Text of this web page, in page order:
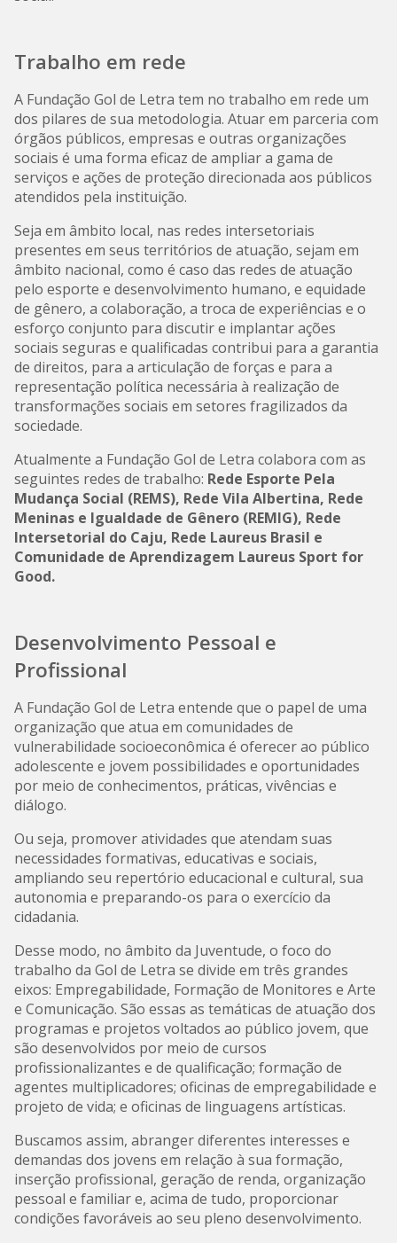
Trabalho em rede
A Fundação Gol de Letra tem no trabalho em rede um
dos pilares de sua metodologia. Atuar em parceria com
órgãos públicos, empresas e outras organizações
sociais é uma forma eficaz de ampliar a gama de
serviços e ações de proteção direcionada aos públicos
atendidos pela instituição.
Seja em âmbito local, nas redes intersetoriais
presentes em seus territórios de atuação, sejam em
âmbito nacional, como é caso das redes de atuação
pelo esporte e desenvolvimento humano, e equidade
de gênero, a colaboração, a troca de experiências e o
esforço conjunto para discutir e implantar ações
sociais seguras e qualificadas contribui para a garantia
de direitos, para a articulação de forças e para a
representação política necessária à realização de
transformações sociais em setores fragilizados da
sociedade.
Atualmente a Fundação Gol de Letra colabora com as
seguintes redes de trabalho: Rede Esporte Pela
Mudança Social (REMS), Rede Vila Albertina, Rede
Meninas e Igualdade de Gênero (REMIG), Rede
Intersetorial do Caju, Rede Laureus Brasil e
Comunidade de Aprendizagem Laureus Sport for
Good.
Desenvolvimento Pessoal e
Profissional
A Fundação Gol de Letra entende que o papel de uma
organização que atua em comunidades de
vulnerabilidade socioeconômica é oferecer ao público
adolescente e jovem possibilidades e oportunidades
por meio de conhecimentos, práticas, vivências e
diálogo.
Ou seja, promover atividades que atendam suas
necessidades formativas, educativas e sociais,
ampliando seu repertório educacional e cultural, sua
autonomia e preparando-os para o exercício da
cidadania.
Desse modo, no âmbito da Juventude, o foco do
trabalho da Gol de Letra se divide em três grandes
eixos: Empregabilidade, Formação de Monitores e Arte
e Comunicação. São essas as temáticas de atuação dos
programas e projetos voltados ao público jovem, que
são desenvolvidos por meio de cursos
profissionalizantes e de qualificação; formação de
agentes multiplicadores; oficinas de empregabilidade e
projeto de vida; e oficinas de linguagens artísticas.
Buscamos assim, abranger diferentes interesses e
demandas dos jovens em relação à sua formação,
inserção profissional, geração de renda, organização
pessoal e familiar e, acima de tudo, proporcionar
condições favoráveis ao seu pleno desenvolvimento.